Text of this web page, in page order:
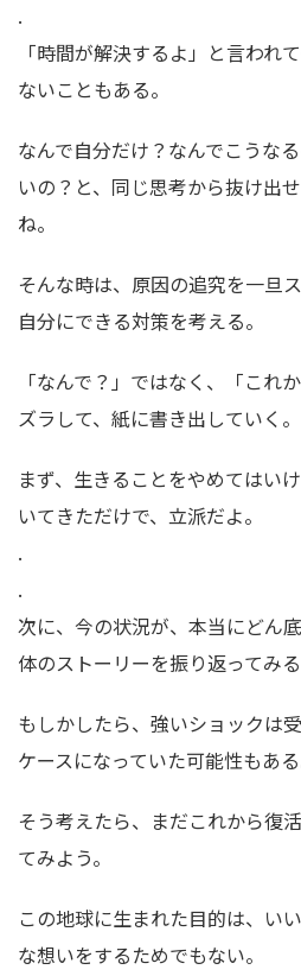
.
「時間が解決するよ」と言われ
ないこともある。
なんで自分だけ？なんでこうな
いの？と、同じ思考から抜け出
ね。
そんな時は、原因の追究を一旦
自分にできる対策を考える。
「なんで？」ではなく、「これ
ズラして、紙に書き出していく。
まず、生きることをやめてはい
いてきただけで、立派だよ。
.
.
次に、今の状況が、本当にどん
体のストーリーを振り返ってみる
もしかしたら、強いショックは
ケースになっていた可能性もある
そう考えたら、まだこれから復
てみよう。
この地球に生まれた目的は、い
な想いをするためでもない。